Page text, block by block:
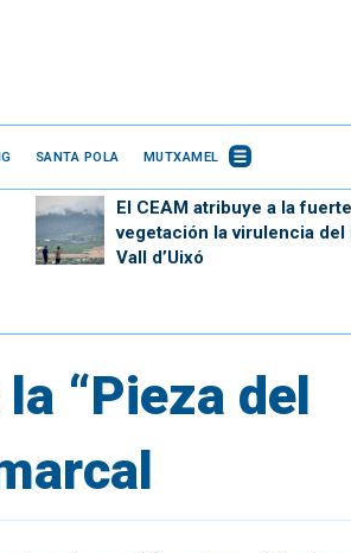
SANTA POLA MUTXAMEL
El CEAM atribuye a la
vegetación la virulencia
Vall d’Uixó
“Pieza del